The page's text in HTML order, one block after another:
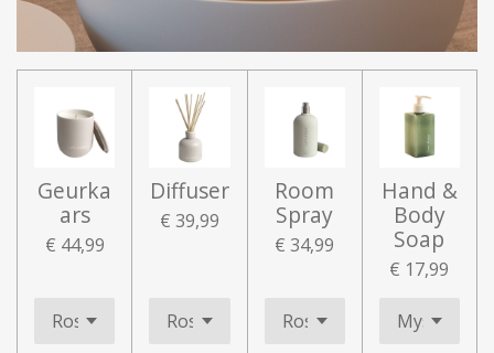
Geurka
ars
€ 44,99
Diffuser
€ 39,99
Room
Spray
€ 34,99
Hand &
Body
Soap
€ 17,99